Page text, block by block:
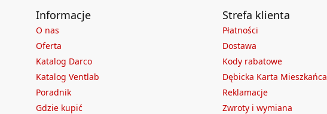
Informacje
O nas
Oferta
Katalog Darco
Katalog Ventlab
Poradnik
Gdzie kupić
Strefa klienta
Płatności
Dostawa
Kody rabatowe
Dębicka Karta Mieszkańca
Reklamacje
Zwroty i wymiana